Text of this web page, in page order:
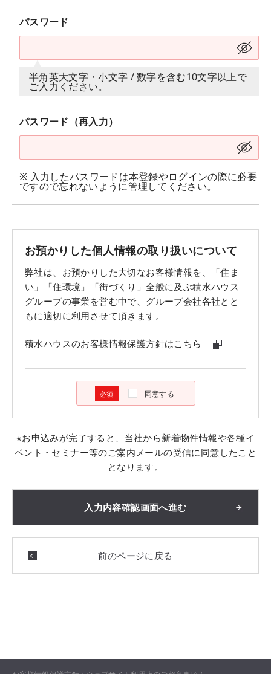
パスワード
半角英大文字・小文字 / 数字を含む10文字以上で
ご入力ください。
パスワード（再入力）
※ 入力したパスワードは本登録やログインの際に必要
ですので忘れないように管理してください。
お預かりした個人情報の取り扱いについて
弊社は、お預かりした大切なお客様情報を、「住ま
い」「住環境」「街づくり」全般に及ぶ積水ハウス
グループの事業を営む中で、グループ会社各社とと
もに適切に利用させて頂きます。
積水ハウスのお客様情報保護方針はこちら
同意する
※お申込みが完了すると、当社から新着物件情報や各種イ
ベント・セミナー等のご案内メールの受信に同意したこと
となります。